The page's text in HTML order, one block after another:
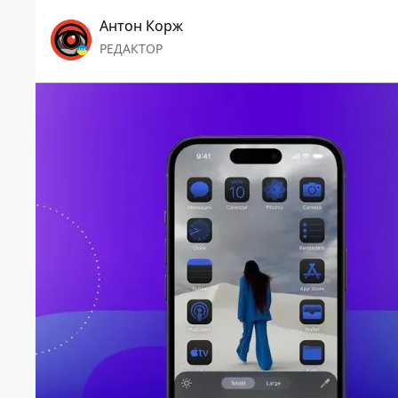
Антон Корж
РЕДАКТОР